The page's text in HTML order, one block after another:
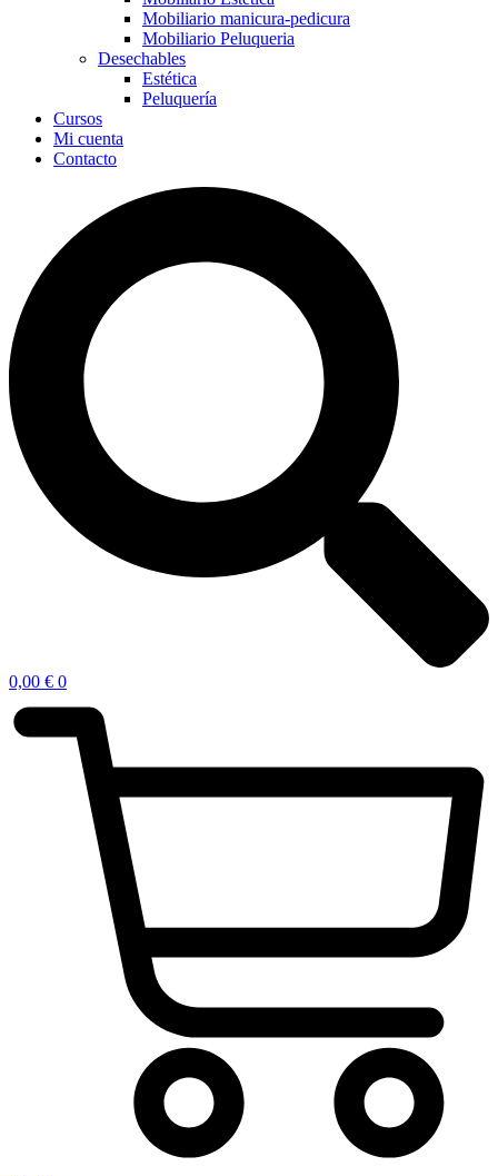
Mobiliario manicura-pedicura
Mobiliario Peluqueria
Desechables
Estética
Peluquería
Cursos
Mi cuenta
Contacto
0,00 € 0